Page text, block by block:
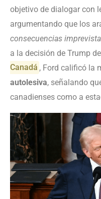
objetivo de dialogar con
argumentando que los
consecuencias
a la decisión de Trump
Canadá , Ford calificó la
autolesiva, señalando
canadienses como a